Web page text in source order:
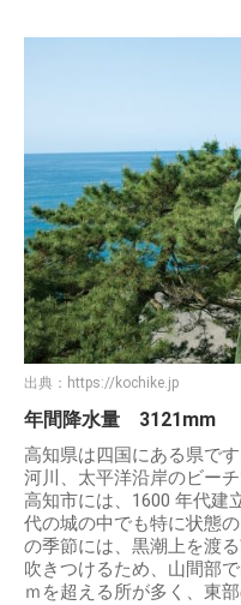
出典： https://kochike.jp
年間降水量 3121mm
高知県は四国にある県で
河川、太平洋沿岸のビー
高知市には、1600 年代建
代の城の中でも特に状態
の季節には、黒潮上を渡
吹きつけるため、山間部
ｍを超える所が多く、東